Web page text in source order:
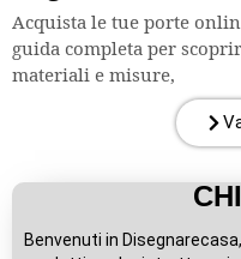
Acquista le tue porte
guida completa per
materiali e misure,
Benvenuti in